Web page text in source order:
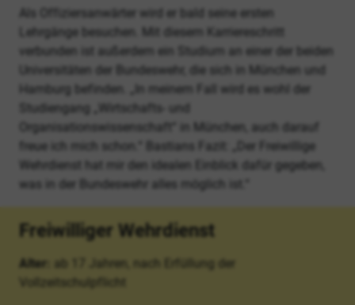
Als Offiziersanwärter wird er bald seine ersten
Lehrgänge besuchen. Mit diesem Karriereschritt
verbunden ist außerdem ein Studium an einer der beiden
Universitäten der Bundeswehr, die sich in München und
Hamburg befinden. „In meinem Fall wird es wohl der
Studiengang „Wirtschafts- und
Organisationswissenschaft“ in München, auch darauf
freue ich mich schon.“ Bastians Fazit: „Der Freiwillige
Wehrdienst hat mir den idealen Einblick dafür gegeben,
was in der Bundeswehr alles möglich ist.“
Freiwilliger Wehrdienst
Alter:
ab 17 Jahren, nach Erfüllung der
Vollzeitschulpflicht